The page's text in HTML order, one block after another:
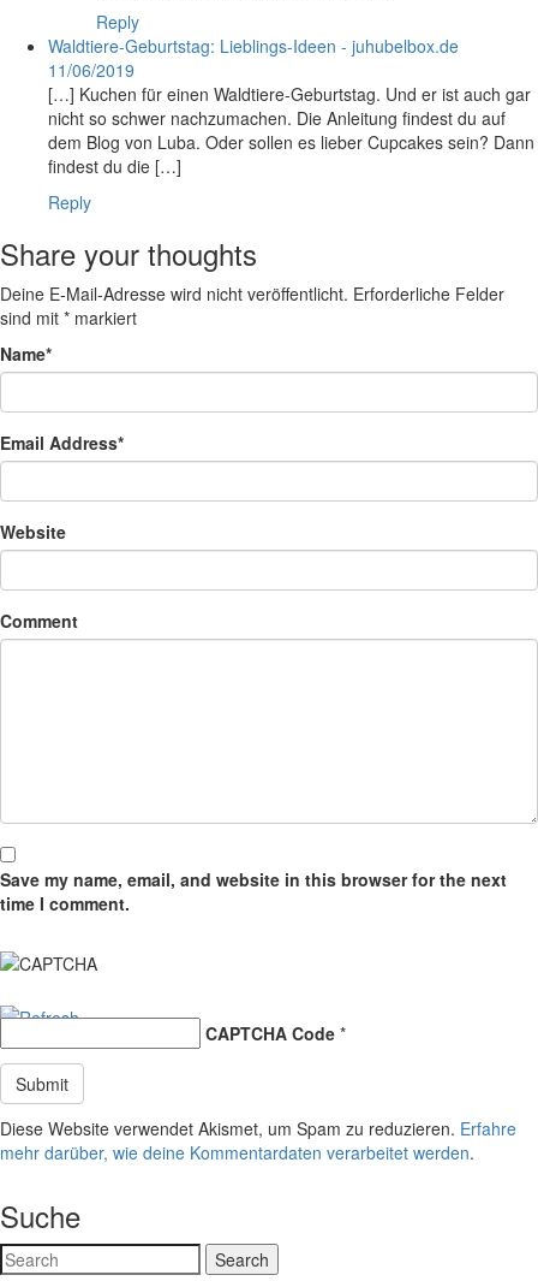
Reply
Waldtiere-Geburtstag: Lieblings-Ideen - juhubelbox.de
11/06/2019
[…] Kuchen für einen Waldtiere-Geburtstag. Und er ist auch gar
nicht so schwer nachzumachen. Die Anleitung findest du auf
dem Blog von Luba. Oder sollen es lieber Cupcakes sein? Dann
findest du die […]
Reply
Share your thoughts
Deine E-Mail-Adresse wird nicht veröffentlicht. Erforderliche Felder
sind mit * markiert
Name*
Email Address*
Website
Comment
Save my name, email, and website in this browser for the next
time I comment.
CAPTCHA Code *
Diese Website verwendet Akismet, um Spam zu reduzieren. Erfahre
mehr darüber, wie deine Kommentardaten verarbeitet werden.
Suche
Search